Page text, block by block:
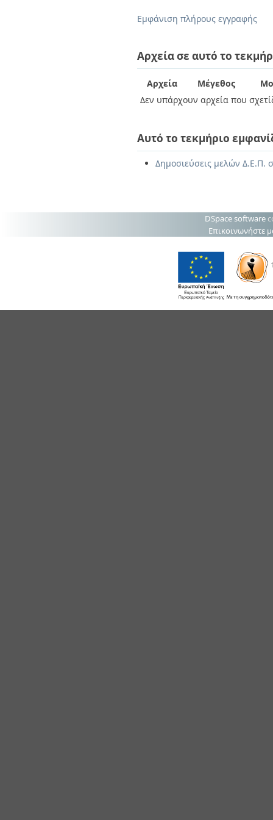
Εμφάνιση πλήρους εγγραφής
Αρχεία σε αυτό το
Αρχεία Μέγεθος
Δεν υπάρχουν αρχεία που
Αυτό το τεκμήριο
Δημοσιεύσεις μελών Δ.Ε.Π.
DSpace software
Επικοινωνήστε